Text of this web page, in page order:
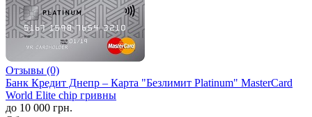
Отзывы (0)
Банк Кредит Днепр – Карта "Безлимит Platinum" MasterCard
World Elite chip гривны
до 10 000 грн.